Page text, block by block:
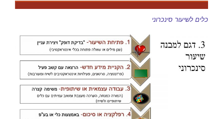
כלים לשיעור סינכרוני